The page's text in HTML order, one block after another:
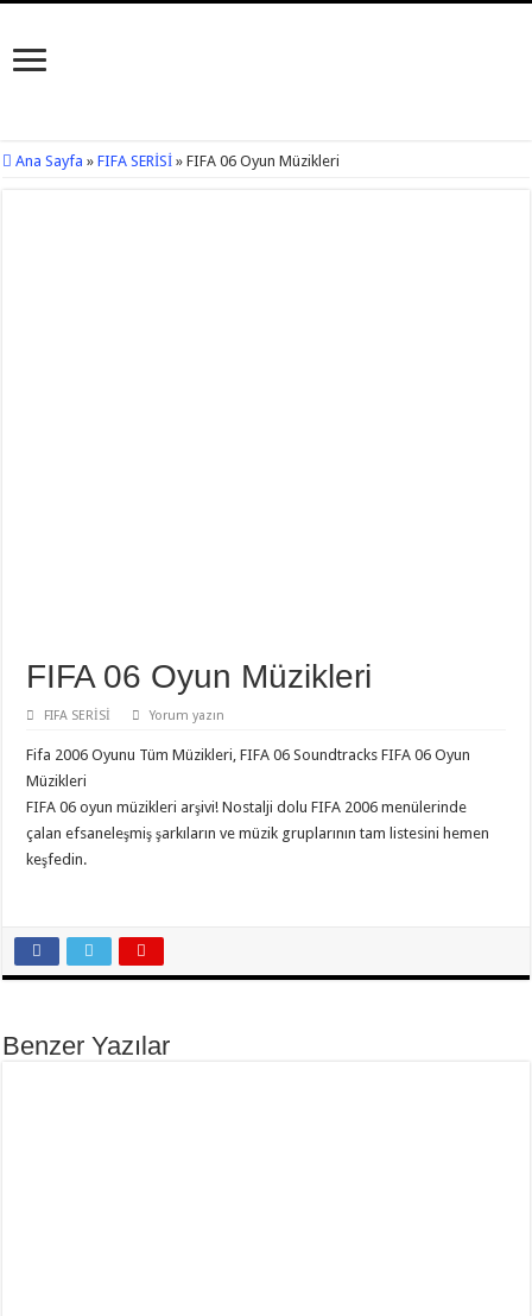
Ana Sayfa » FIFA SERİSİ » FIFA 06 Oyun Müzikleri
FIFA 06 Oyun Müzikleri
FIFA SERİSİ Yorum yazın
Fifa 2006 Oyunu Tüm Müzikleri, FIFA 06 Soundtracks FIFA 06 Oyun
Müzikleri
FIFA 06 oyun müzikleri arşivi! Nostalji dolu FIFA 2006 menülerinde
çalan efsaneleşmiş şarkıların ve müzik gruplarının tam listesini hemen
keşfedin.
Benzer Yazılar